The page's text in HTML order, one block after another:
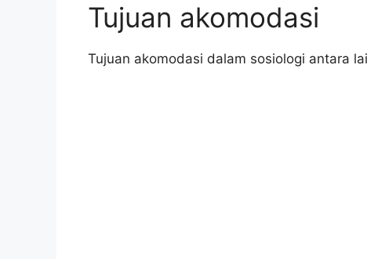
Tujuan akomodasi
Tujuan akomodasi dalam sosiologi antara